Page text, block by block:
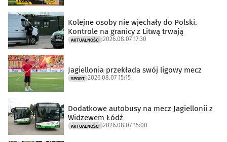
Kolejne osoby nie wjechały do Polski.
Kontrole na granicy z Litwą trwają
AKTUALNOŚCI 2026.08.07 17:30
Jagiellonia przekłada swój ligowy mecz
SPORT 2026.08.07 15:15
Dodatkowe autobusy na mecz Jagiellonii z
Widzewem Łódź
AKTUALNOŚCI 2026.08.07 15:00